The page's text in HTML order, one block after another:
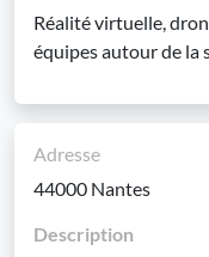
Réalité virtuelle,
équipes autour de la
Adresse
44000 Nantes
Description